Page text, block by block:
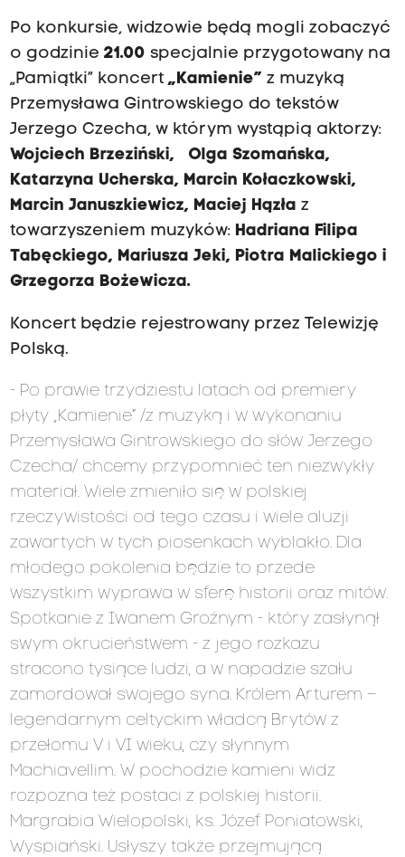
Po konkursie, widzowie będą mogli zobaczyć
o godzinie 21.00 specjalnie przygotowany na
„Pamiątki” koncert „Kamienie” z muzyką
Przemysława Gintrowskiego do tekstów
Jerzego Czecha, w którym wystąpią aktorzy:
Wojciech Brzeziński, Olga Szomańska,
Katarzyna Ucherska, Marcin Kołaczkowski,
Marcin Januszkiewicz, Maciej Hązła z
towarzyszeniem muzyków: Hadriana Filipa
Tabęckiego, Mariusza Jeki, Piotra Malickiego i
Grzegorza Bożewicza.
Koncert będzie rejestrowany przez Telewizję
Polską.
- Po prawie trzydziestu latach od premiery
płyty „Kamienie” /z muzyką i w wykonaniu
Przemysława Gintrowskiego do słów Jerzego
Czecha/ chcemy przypomnieć ten niezwykły
materiał. Wiele zmieniło się w polskiej
rzeczywistości od tego czasu i wiele aluzji
zawartych w tych piosenkach wyblakło. Dla
młodego pokolenia będzie to przede
wszystkim wyprawa w sferę historii oraz mitów.
Spotkanie z Iwanem Groźnym - który zasłynął
swym okrucieństwem - z jego rozkazu
stracono tysiące ludzi, a w napadzie szału
zamordował swojego syna. Królem Arturem –
legendarnym celtyckim władcą Brytów z
przełomu V i VI wieku, czy słynnym
Machiavellim. W pochodzie kamieni widz
rozpozna też postaci z polskiej historii.
Margrabia Wielopolski, ks. Józef Poniatowski,
Wyspiański. Usłyszy także przejmującą